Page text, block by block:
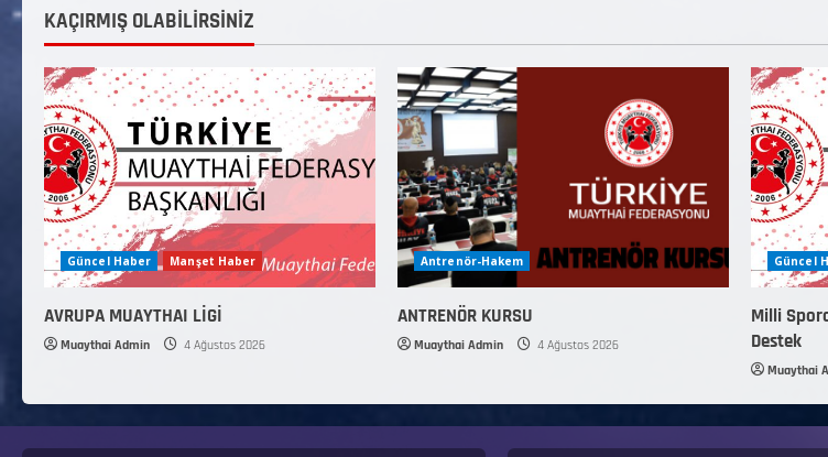
KAÇIRMIŞ OLABİLİRSİNİZ
Güncel Haber Manşet Haber
AVRUPA MUAYTHAI LİGİ
Muaythai Admin 4 Ağustos 2026
Antrenör-Hakem
ANTRENÖR KURSU
Muaythai Admin 4 Ağustos 2026
Güncel
Milli
Destek
Muaythai